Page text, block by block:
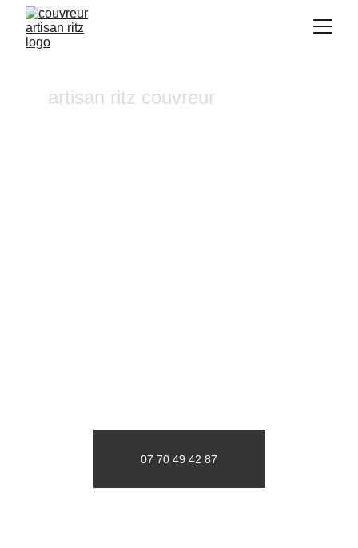
artisan ritz couvreur
07 70 49 42 87